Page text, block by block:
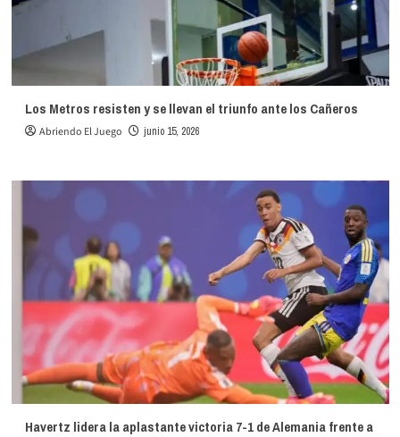
Los Metros resisten y se llevan el triunfo ante los Cañeros
Abriendo El Juego junio 15, 2026
Havertz lidera la aplastante victoria 7-1 de Alemania frente a